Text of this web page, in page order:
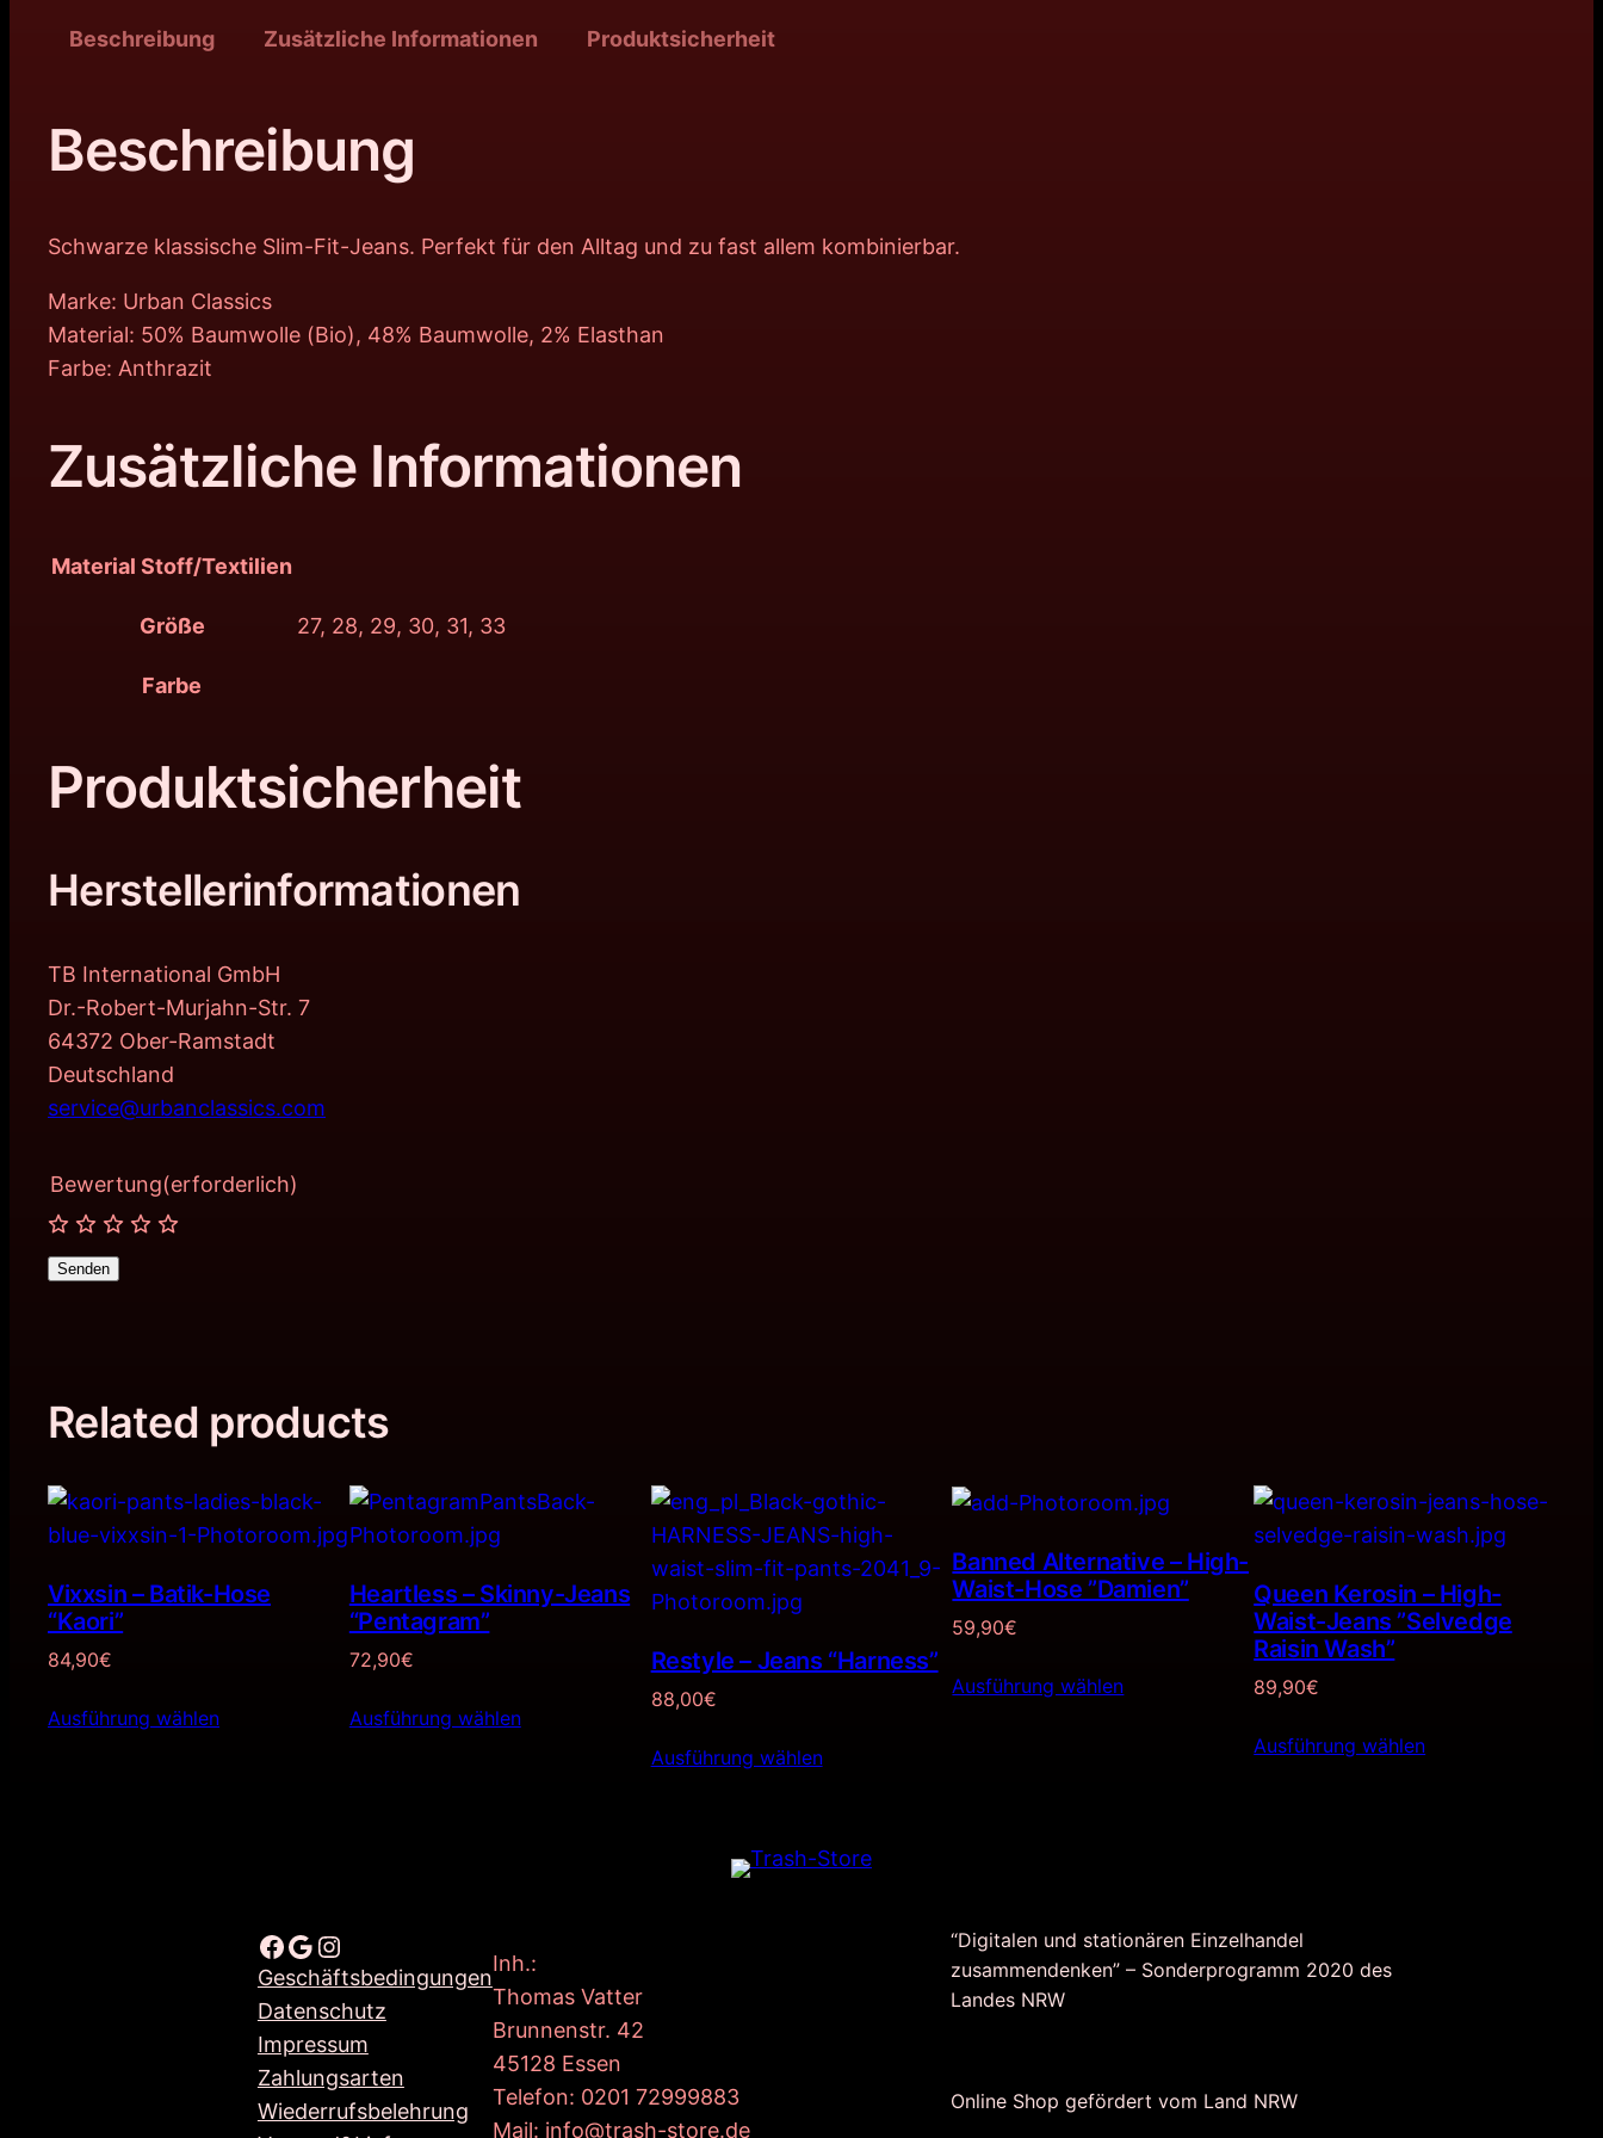
Beschreibung Zusätzliche Informationen Produktsicherheit
Beschreibung
Schwarze klassische Slim-Fit-Jeans. Perfekt für den Alltag und zu fast allem kombinierbar.
Marke: Urban Classics
Material: 50% Baumwolle (Bio), 48% Baumwolle, 2% Elasthan
Farbe: Anthrazit
Zusätzliche Informationen
Material Stoff/Textilien
Größe 27, 28, 29, 30, 31, 33
Farbe
Produktsicherheit
Herstellerinformationen
TB International GmbH
Dr.-Robert-Murjahn-Str. 7
64372 Ober-Ramstadt
Deutschland
service@urbanclassics.com
Bewertung(erforderlich)
Senden
Related products
Vixxsin – Batik-Hose
“Kaori”
84,90€
Ausführung wählen
Heartless – Skinny-Jeans
“Pentagram”
72,90€
Ausführung wählen
Restyle – Jeans “Harness”
88,00€
Ausführung wählen
Banned Alternative – High-
Waist-Hose ”Damien”
59,90€
Ausführung wählen
Queen Kerosin – High-
Waist-Jeans ”Selvedge
Raisin Wash”
89,90€
Ausführung wählen
Facebook Google Instagram
Geschäftsbedingungen
Datenschutz
Impressum
Zahlungsarten
Wiederrufsbelehrung
Inh.:
Thomas Vatter
Brunnenstr. 42
45128 Essen
Telefon: 0201 72999883
Mail: info@trash-store.de
“Digitalen und stationären Einzelhandel
zusammendenken” – Sonderprogramm 2020 des
Landes NRW
Online Shop gefördert vom Land NRW